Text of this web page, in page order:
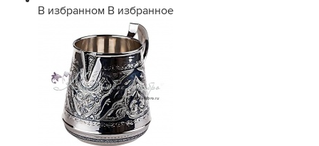
В избранном В избранное